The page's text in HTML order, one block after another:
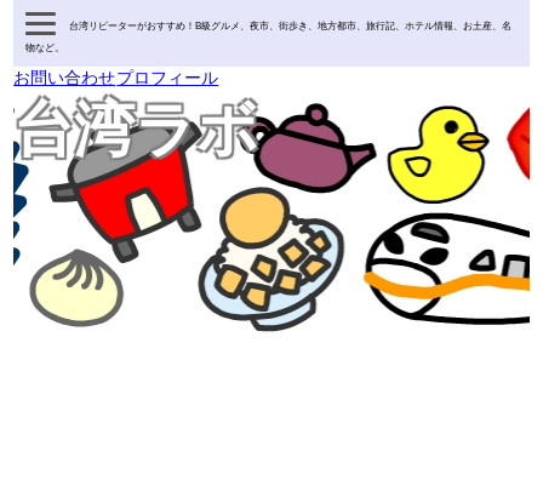
台湾リピーターがおすすめ！B級グルメ、夜市、街歩き、地方都市、旅行記、ホテル情報、お土産、名
物など。
お問い合わせプロフィール
台湾ラボ